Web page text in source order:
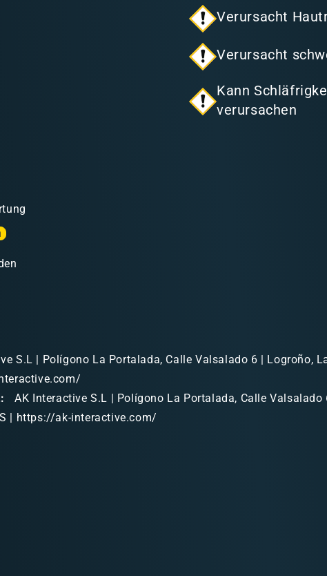
Verursacht
Verursacht
Kann
verursachen
S.L | Polígono La Portalada, Calle Valsalado 6 | Logroño, La
AK Interactive S.L | Polígono La Portalada, Calle Valsalado
| https://ak-interactive.com/